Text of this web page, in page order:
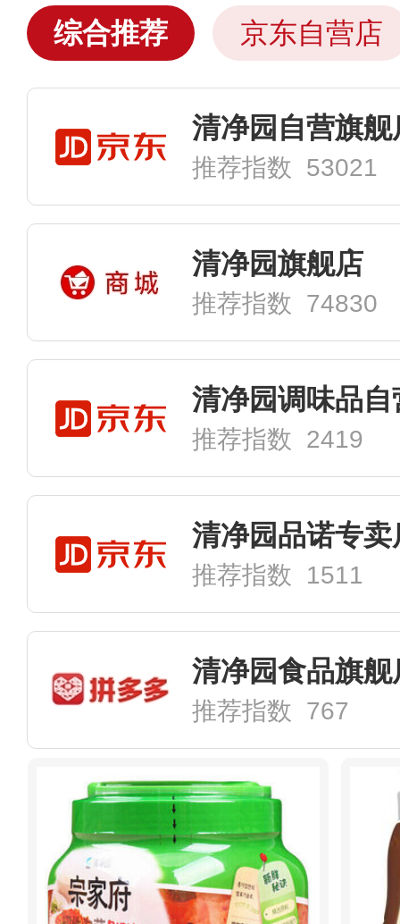
综合推荐 京东自营店
清净园自营旗舰
推荐指数 53021
清净园旗舰店
推荐指数 74830
清净园调味品
推荐指数 2419
清净园品诺专卖
推荐指数 1511
清净园食品旗舰
推荐指数 767